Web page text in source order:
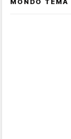
MONDO TEMA